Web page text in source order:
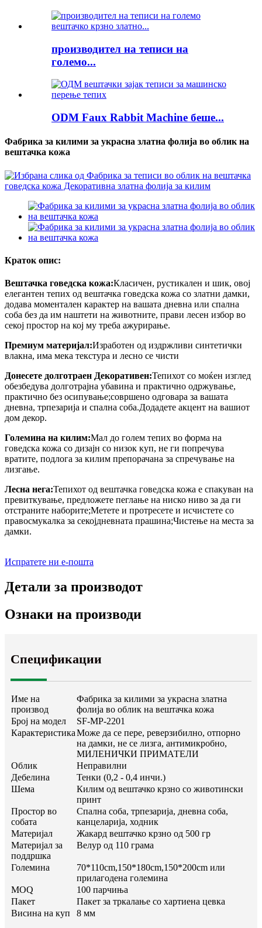
производител на теписи на
големо...
ODM Faux Rabbit Machine беше...
Фабрика за килими за украсна златна фолија во облик на
вештачка кожа
Краток опис:
Вештачка говедска кожа:Класичен, рустикален и шик, овој
елегантен тепих од вештачка говедска кожа со златни дамки,
додава моментален карактер на вашата дневна или спална
соба без да им наштети на животните, прави лесен избор во
секој простор на кој му треба ажурирање.
Премиум материјал:Изработен од издржливи синтетички
влакна, има мека текстура и лесно се чисти
Донесете долготраен Декоративен:Тепихот со моќен изглед
обезбедува долготрајна убавина и практично одржување,
практично без осипување;совршено одговара за вашата
дневна, трпезарија и спална соба.Додадете акцент на вашиот
дом декор.
Големина на килим:Мал до голем тепих во форма на
говедска кожа со дизајн со низок куп, не ги попречува
вратите, подлога за килим препорачана за спречување на
лизгање.
Лесна нега:Тепихот од вештачка говедска кожа е спакуван на
превиткување, предложете пеглање на ниско ниво за да ги
отстраните наборите;Метете и протресете и исчистете со
правосмукалка за секојдневната прашина;Чистење на места за
дамки.
Испратете ни е-пошта
Детали за производот
Ознаки на производи
Спецификации
Име на
производ
Фабрика за килими за украсна златна
фолија во облик на вештачка кожа
Број на модел
SF-MP-2201
КарактеристикаМоже да се пере, реверзибилно, отпорно
на дамки, не се лизга, антимикробно,
МИЛЕНИЧКИ ПРИМАТЕЛИ
Облик
Неправилни
Дебелина
Тенки (0,2 - 0,4 инчи.)
Шема
Килим од вештачко крзно со животински
принт
Простор во
собата
Спална соба, трпезарија, дневна соба,
канцеларија, ходник
Материјал
Жакард вештачко крзно од 500 гр
Материјал за
поддршка
Велур од 110 грама
Големина
70*110cm,150*180cm,150*200cm или
прилагодена големина
MOQ
100 парчиња
Пакет
Пакет за тркалање со хартиена цевка
Висина на куп
8 мм